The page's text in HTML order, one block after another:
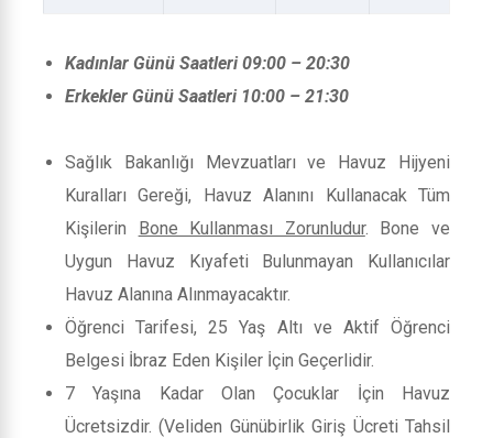
Kadınlar Günü Saatleri 09:00 – 20:30
Erkekler Günü Saatleri 10:00 – 21:30
Sağlık Bakanlığı Mevzuatları ve Havuz Hijyeni
Kuralları Gereği, Havuz Alanını Kullanacak Tüm
Kişilerin Bone Kullanması Zorunludur. Bone ve
Uygun Havuz Kıyafeti Bulunmayan Kullanıcılar
Havuz Alanına Alınmayacaktır.
Öğrenci Tarifesi, 25 Yaş Altı ve Aktif Öğrenci
Belgesi İbraz Eden Kişiler İçin Geçerlidir.
7 Yaşına Kadar Olan Çocuklar İçin Havuz
Ücretsizdir. (Veliden Günübirlik Giriş Ücreti Tahsil